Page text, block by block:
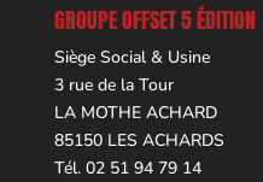
GROUPE OFFSET 5 ÉDITION
Siège Social & Usine
3 rue de la Tour
LA MOTHE ACHARD
85150 LES ACHARDS
Tél. 02 51 94 79 14